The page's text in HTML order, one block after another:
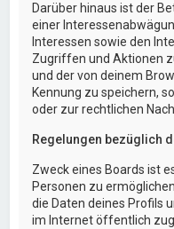
Darüber hinaus ist der
einer
Interessen sowie den
Zugriffen und Aktionen
und der von deinem
Kennung zu speichern,
oder zur rechtlichen
Regelungen bezüglich
Zweck eines Boards ist
Personen zu
die Daten deines Profils
im Internet öffentlich